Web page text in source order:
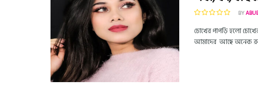
BY
চোখের পাপড়ি হলো
আমাদের আছে অনেক